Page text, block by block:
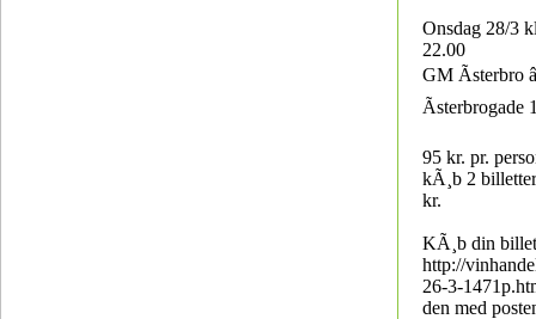
Onsdag 28/3
22.00
GM Ãsterbro â
Ãsterbrogade
95 kr. pr.
kÃ¸b 2
kr.
KÃ¸b din
http://
26-3-
den med